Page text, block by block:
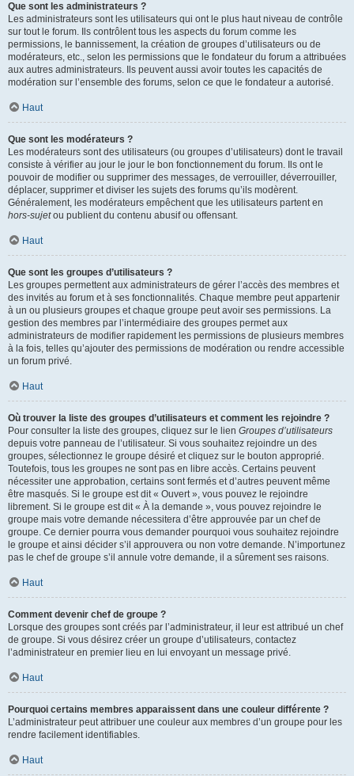
Que sont les administrateurs ?
Les administrateurs sont les utilisateurs qui ont le plus haut niveau de contrôle
sur tout le forum. Ils contrôlent tous les aspects du forum comme les
permissions, le bannissement, la création de groupes d’utilisateurs ou de
modérateurs, etc., selon les permissions que le fondateur du forum a attribuées
aux autres administrateurs. Ils peuvent aussi avoir toutes les capacités de
modération sur l’ensemble des forums, selon ce que le fondateur a autorisé.
Haut
Que sont les modérateurs ?
Les modérateurs sont des utilisateurs (ou groupes d’utilisateurs) dont le travail
consiste à vérifier au jour le jour le bon fonctionnement du forum. Ils ont le
pouvoir de modifier ou supprimer des messages, de verrouiller, déverrouiller,
déplacer, supprimer et diviser les sujets des forums qu’ils modèrent.
Généralement, les modérateurs empêchent que les utilisateurs partent en
hors-sujetou publient du contenu abusif ou offensant.
Haut
Que sont les groupes d’utilisateurs ?
Les groupes permettent aux administrateurs de gérer l’accès des membres et
des invités au forum et à ses fonctionnalités. Chaque membre peut appartenir
à un ou plusieurs groupes et chaque groupe peut avoir ses permissions. La
gestion des membres par l’intermédiaire des groupes permet aux
administrateurs de modifier rapidement les permissions de plusieurs membres
à la fois, telles qu’ajouter des permissions de modération ou rendre accessible
un forum privé.
Haut
Où trouver la liste des groupes d’utilisateurs et comment les rejoindre ?
Pour consulter la liste des groupes, cliquez sur le lien Groupes d’utilisateurs
depuis votre panneau de l’utilisateur. Si vous souhaitez rejoindre un des
groupes, sélectionnez le groupe désiré et cliquez sur le bouton approprié.
Toutefois, tous les groupes ne sont pas en libre accès. Certains peuvent
nécessiter une approbation, certains sont fermés et d’autres peuvent même
être masqués. Si le groupe est dit « Ouvert », vous pouvez le rejoindre
librement. Si le groupe est dit « À la demande », vous pouvez rejoindre le
groupe mais votre demande nécessitera d’être approuvée par un chef de
groupe. Ce dernier pourra vous demander pourquoi vous souhaitez rejoindre
le groupe et ainsi décider s’il approuvera ou non votre demande. N’importunez
pas le chef de groupe s’il annule votre demande, il a sûrement ses raisons.
Haut
Comment devenir chef de groupe ?
Lorsque des groupes sont créés par l’administrateur, il leur est attribué un chef
de groupe. Si vous désirez créer un groupe d’utilisateurs, contactez
l’administrateur en premier lieu en lui envoyant un message privé.
Haut
Pourquoi certains membres apparaissent dans une couleur différente ?
L’administrateur peut attribuer une couleur aux membres d’un groupe pour les
rendre facilement identifiables.
Haut